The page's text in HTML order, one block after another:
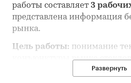
работы составляет 3
представлена информация
рынка.
Цель работы: понимание
конъюнктуры рынка
из него и оценка перспектив
Развернуть